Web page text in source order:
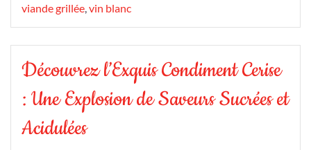
viande grillée vin blanc
Découvrez l’Exquis Condiment Cerise
: Une Explosion de Saveurs Sucrées et
Acidulées